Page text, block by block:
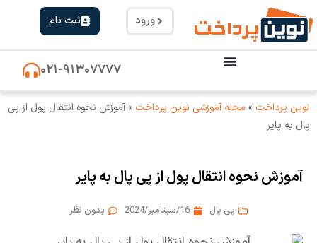
ورود ثبت نام
۰۲۱-۹۱۳۰۷۷۷۷
نوین پرداخت » مجله آموزشی نوین پرداخت »آموزش نحوه انتقال پول از پی
پال به پایر
آموزش نحوه انتقال پول از پی پال به پایر
پی پال 16/سپتامبر/2024 بدون نظر